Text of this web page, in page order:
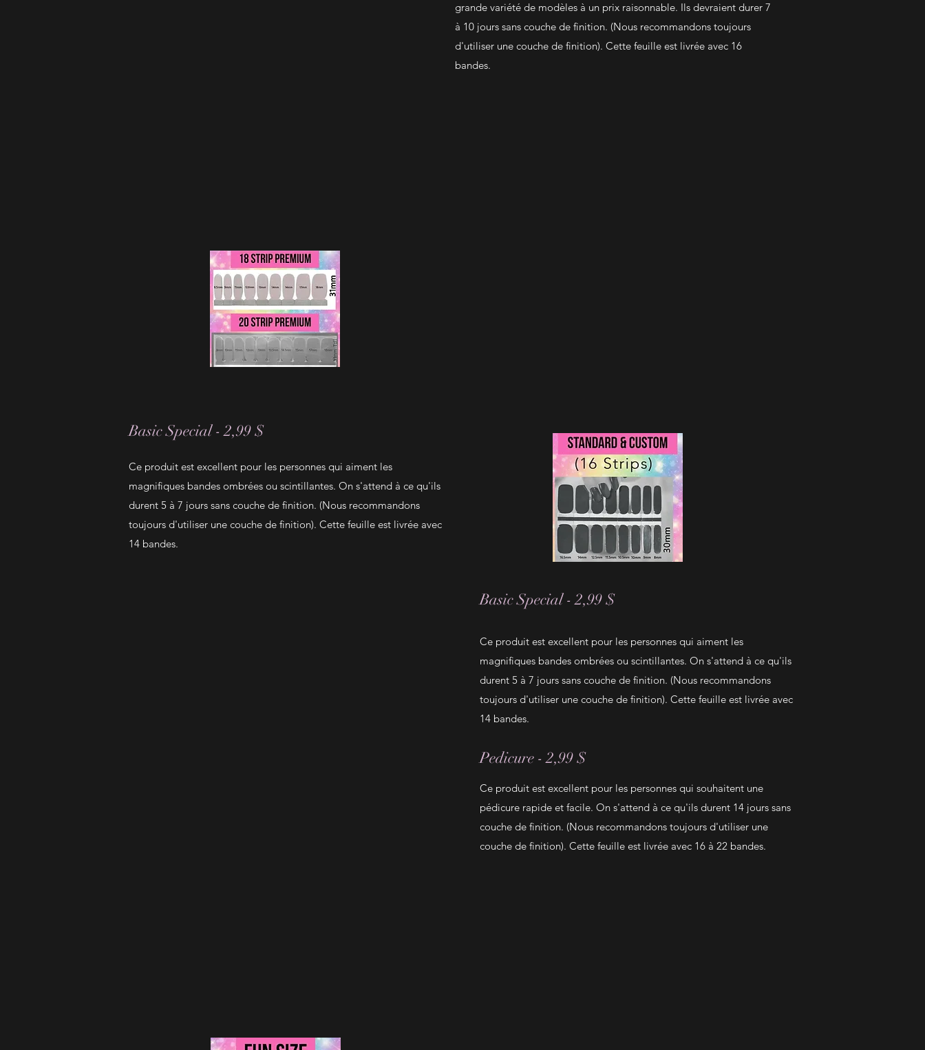
Basic Special - 2,99 $
Ce produit est excellent pour les personnes qui aiment les
magnifiques bandes ombrées ou scintillantes. On s'attend à ce qu'ils
durent 5 à 7 jours sans couche de finition. (Nous recommandons
toujours d'utiliser une couche de finition). Cette feuille est livrée avec
14 bandes.
grande variété de modèles à un prix raisonnable. Ils devraient durer 7
à 10 jours sans couche de finition. (Nous recommandons toujours
d'utiliser une couche de finition). Cette feuille est livrée avec 16
bandes.
Basic Special - 2,99 $
Ce produit est excellent pour les personnes qui aiment les
magnifiques bandes ombrées ou scintillantes. On s'attend à ce qu'ils
durent 5 à 7 jours sans couche de finition. (Nous recommandons
toujours d'utiliser une couche de finition). Cette feuille est livrée avec
14 bandes.
Pedicure - 2,99 $
Ce produit est excellent pour les personnes qui souhaitent une
pédicure rapide et facile. On s'attend à ce qu'ils durent 14 jours sans
couche de finition. (Nous recommandons toujours d'utiliser une
couche de finition). Cette feuille est livrée avec 16 à 22 bandes.